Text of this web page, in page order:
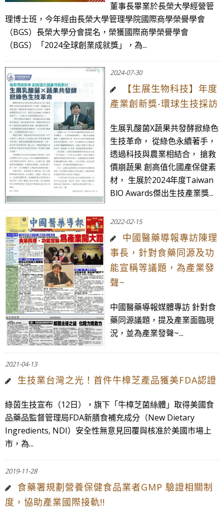
董事長畢業於長榮大學經營管
理博士班，今年經由長榮大學管理學院國際商學榮譽學會
（BGS）長榮大學分會提名，榮獲國際商學榮譽學會
（BGS）「2024全球創業成就獎」，為...
2024-07-30
【生展生物科技】年度
產業創新獎-環球生技採訪
生展乳酸菌X蔬果共發酵掀綠色
生技革命， 從綠色永續著手，
透過科技與農業相結合， 搶救
價崩蔬果 創高值化國產保健素
材， 生展於2024年度Taiwan
BlO Awards傑出生技產業獎...
2022-02-15
中國醫藥導報專訪陳理
事長，針對食藥同源及功
能宣稱等議題，為產業發
聲~
中國醫藥導報媒體專訪 針對食
藥同源議題，提及產業面臨現
況，並為產業發聲~...
2021-04-13
生技業台灣之光！首件牛樟芝產品獲美FDA認證
綠茵生技宣布（12日），旗下「牛樟芝菌絲體」取得美國食
品藥品監督管理局FDA新膳食補充成分（New Dietary
Ingredients, NDI）安全性無意見回覆與核准於美國市場上
市，為...
2019-11-28
食藥署規劃營養保健食品業者GMP 驗證相關制
度，協助產業國際接軌!!